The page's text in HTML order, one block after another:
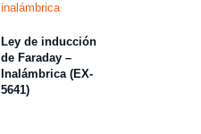
Ley de inducción
de Faraday –
Inalámbrica (EX-
5641)